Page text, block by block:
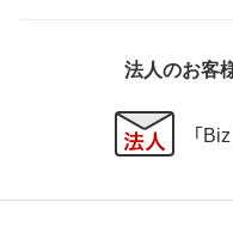
法人のお客
「